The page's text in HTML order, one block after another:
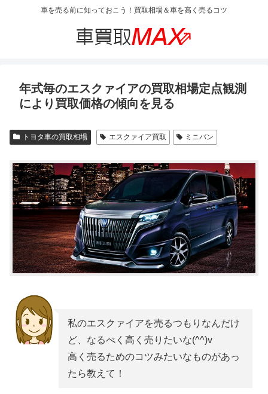
車を売る前に知っておこう！買取相場＆車を高く売るコツ
年式毎のエスクァイアの買取相場定点観測
により買取価格の傾向を見る
トヨタ車の買取相場 エスクァイア買取 ミニバン
私のエスクァイアを売るつもりなんだけ
ど、なるべく高く売りたいな(^^)v
高く売るためのコツみたいなものがあっ
たら教えて！